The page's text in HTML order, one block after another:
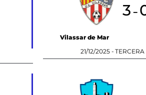
Vilassar de Mar
3-
21/12/2025 - TERCERA